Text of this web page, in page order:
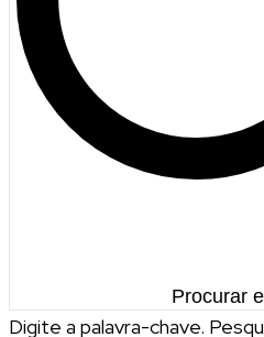
Procurar
Digite a palavra-chave.